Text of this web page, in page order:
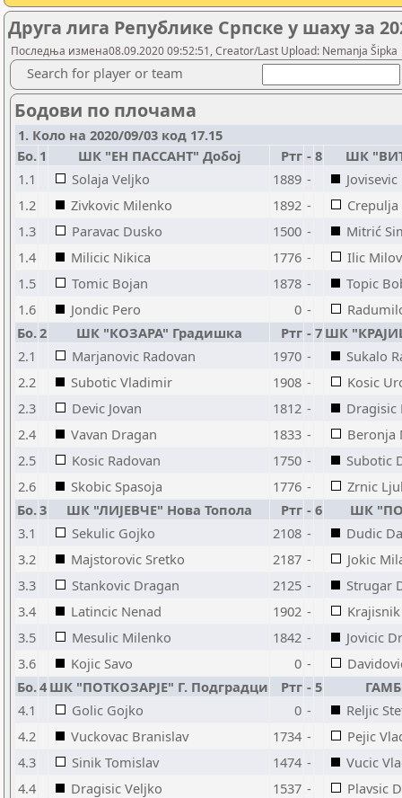
Друга лига Републике Српске у шаху за
Последња измена08.09.2020 09:52:51, Creator/Last Upload: Nemanja Šipka
Search for player or team
Бодови по плочама
1. Коло на 2020/09/03 код 17.15
Бо. 1 ШК "ЕН ПАССАНТ" Добој Ртг - 8
ШК
1.1
Solaja Veljko 1889 -
1.2
Zivkovic Milenko 1892 -
1.3
Paravac Dusko 1500 -
Mitrić
1.4
Milicic Nikica 1776 -
Ilic
1.5
Tomic Bojan 1878 -
Topic
1.6
Jondic Pero 0 -
Бо.2 ШК "КОЗАРА" Градишка Ртг - 7 ШК
2.1
Marjanovic Radovan 1970 -
Sukalo
2.2
Subotic Vladimir 1908 -
Kosic
2.3
Devic Jovan 1812 -
Dragisic
2.4
Vavan Dragan 1833 -
Beronja
2.5
Kosic Radovan 1750 -
Subotic
2.6
Skobic Spasoja 1776 -
Zrnic
Бо.3 ШК "ЛИЈЕВЧЕ" Нова Топола Ртг - 6
ШК
3.1
Sekulic Gojko 2108 -
Dudic
3.2
Majstorovic Sretko 2187 -
Jokic
3.3
Stankovic Dragan 2125 -
Strugar
3.4
Latincic Nenad 1902 -
3.5
Mesulic Milenko 1842 -
Jovicic
3.6
Kojic Savo 0 -
Бо.4 ШК "ПОТКОЗАРЈЕ" Г. Подградци Ртг - 5
4.1
Golic Gojko 0 -
Reljic
4.2
Vuckovac Branislav 1734 -
Pejic
4.3
Sinik Tomislav 1474 -
Vucic
4.4
Dragisic Veljko 1537 -
Plavsic